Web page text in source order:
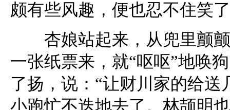
颇有些风趣，便也忍不住笑
杏娘站起来，从兜里颤颤
一张纸票来，就“呕呕”地唤
了扬，说：“让财川家的给
小跑忙不迭地去了。林颉明